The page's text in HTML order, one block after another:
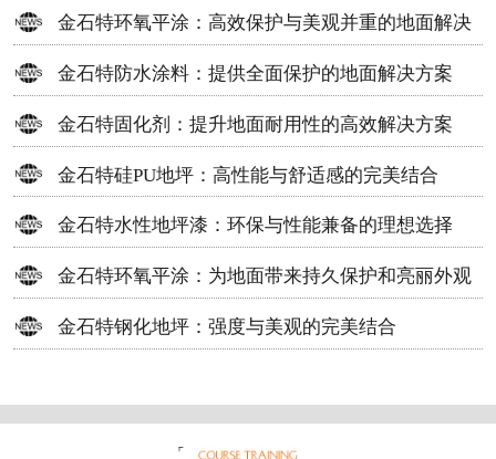
金石特环氧平涂：高效保护与美观并重的地面解决
方案
金石特防水涂料：提供全面保护的地面解决方案
金石特固化剂：提升地面耐用性的高效解决方案
金石特硅PU地坪：高性能与舒适感的完美结合
金石特水性地坪漆：环保与性能兼备的理想选择
金石特环氧平涂：为地面带来持久保护和亮丽外观
金石特钢化地坪：强度与美观的完美结合